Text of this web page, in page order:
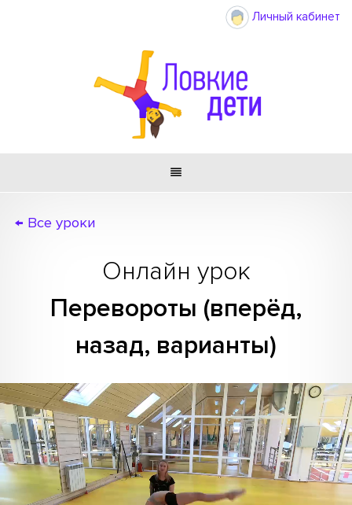
Личный кабинет

← Все уроки
Онлайн урок
Перевороты (вперёд,
назад, варианты)
Video
Player